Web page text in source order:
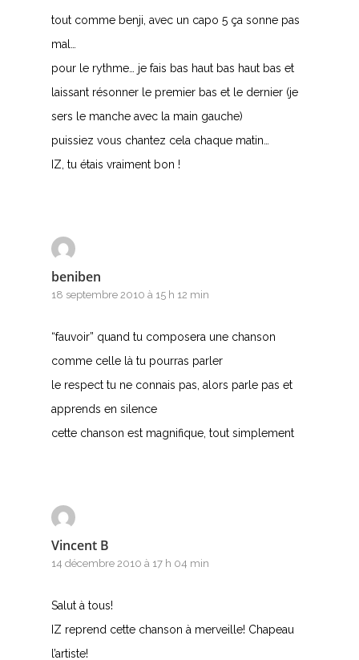
tout comme benji, avec un capo 5 ça sonne pas
mal…
pour le rythme… je fais bas haut bas haut bas et
laissant résonner le premier bas et le dernier (je
sers le manche avec la main gauche)
puissiez vous chantez cela chaque matin…
IZ, tu étais vraiment bon !
beniben
18 septembre 2010 à 15 h 12 min
“fauvoir” quand tu composera une chanson
comme celle là tu pourras parler
le respect tu ne connais pas, alors parle pas et
apprends en silence
cette chanson est magnifique, tout simplement
Vincent B
14 décembre 2010 à 17 h 04 min
Salut à tous!
IZ reprend cette chanson à merveille! Chapeau
l’artiste!